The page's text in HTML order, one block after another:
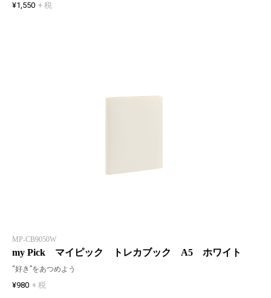
¥1,550 + 税
MP-CB9050W
my Pick マイピック トレカブック A5 ホワイト
“好き”をあつめよう
¥980 + 税